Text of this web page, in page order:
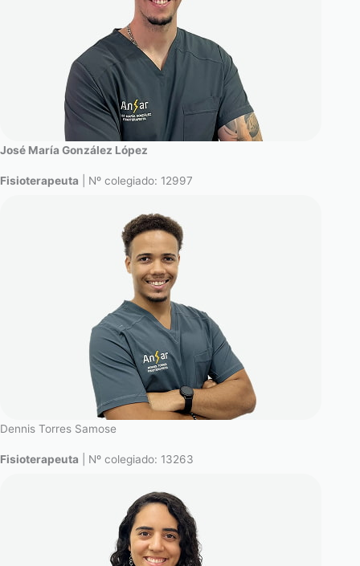
José María González López
Fisioterapeuta | Nº colegiado: 12997
Dennis Torres Samose
Fisioterapeuta | Nº colegiado: 13263